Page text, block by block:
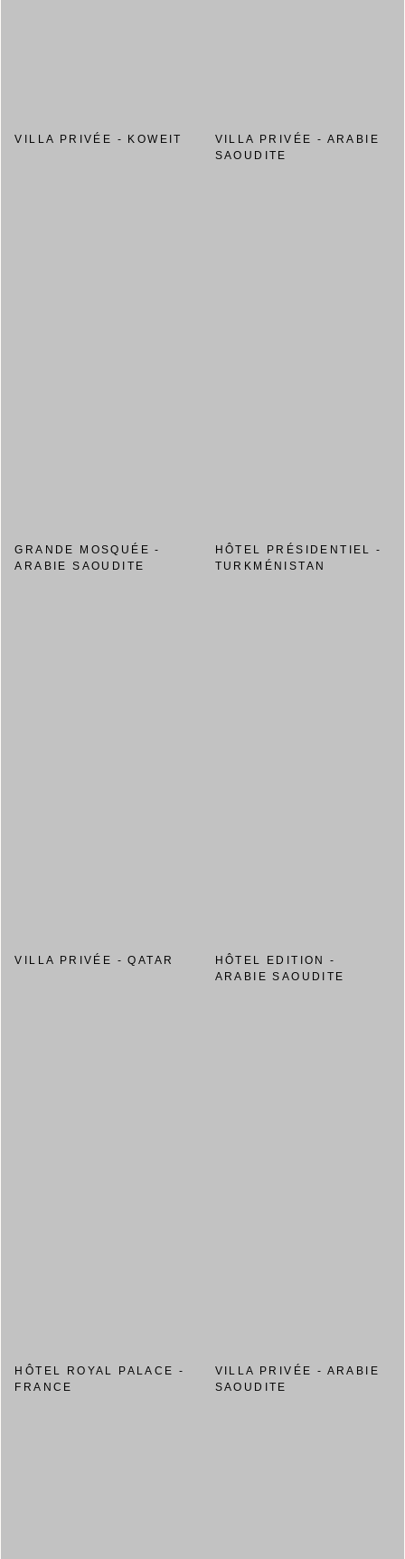
VILLA PRIVÉE - KOWEIT
VILLA PRIVÉE - ARABIE
SAOUDITE
GRANDE MOSQUÉE -
ARABIE SAOUDITE
HÔTEL PRÉSIDENTIEL -
TURKMÉNISTAN
VILLA PRIVÉE - QATAR
HÔTEL EDITION -
ARABIE SAOUDITE
HÔTEL ROYAL PALACE -
FRANCE
VILLA PRIVÉE - ARABIE
SAOUDITE